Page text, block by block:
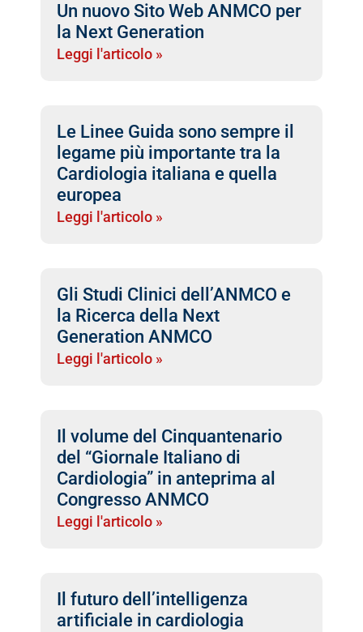
Un nuovo Sito Web ANMCO per
la Next Generation
Leggi l'articolo »
Le Linee Guida sono sempre il
legame più importante tra la
Cardiologia italiana e quella
europea
Leggi l'articolo »
Gli Studi Clinici dell’ANMCO e
la Ricerca della Next
Generation ANMCO
Leggi l'articolo »
Il volume del Cinquantenario
del “Giornale Italiano di
Cardiologia” in anteprima al
Congresso ANMCO
Leggi l'articolo »
Il futuro dell’intelligenza
artificiale in cardiologia